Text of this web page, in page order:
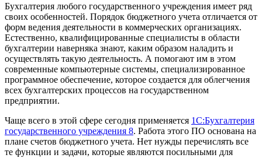
Бухгалтерия любого государственного учреждения имеет ряд
своих особенностей. Порядок бюджетного учета отличается от
форм ведения деятельности в коммерческих организациях.
Естественно, квалифицированные специалисты в области
бухгалтерии наверняка знают, каким образом наладить и
осуществлять такую деятельность. А помогают им в этом
современные компьютерные системы, специализированное
программное обеспечение, которое создается для облегчения
всех бухгалтерских процессов на государственном
предприятии.
Чаще всего в этой сфере сегодня применяется 1С:Бухгалтерия
государственного учреждения 8. Работа этого ПО основана на
плане счетов бюджетного учета. Нет нужды перечислять все
те функции и задачи, которые являются посильными для